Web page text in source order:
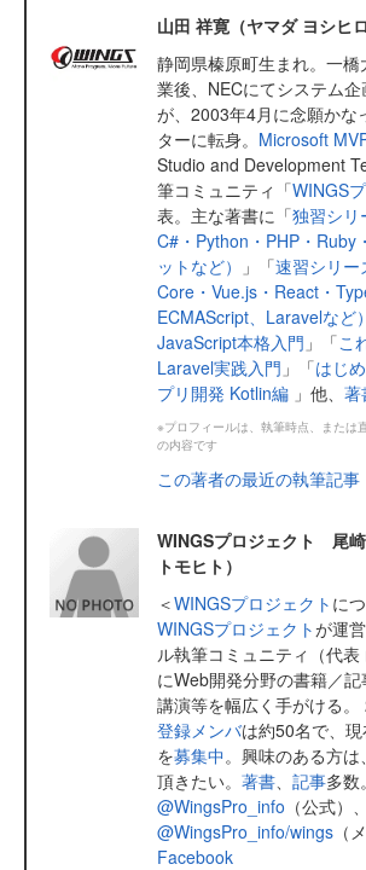
山田 祥寛（ヤマダ ヨシヒロ
静岡県榛原町生まれ。一
業後、NECにてシステム
が、2003年4月に念願かな
ターに転身。 Microsoft
Studio and Development
筆コミュニティ「WINGS
表。主な著書に「独習シリ
C#・Python・PHP・Ruby
ットなど）
」「速習シリー
Core・Vue.js・React・
ECMAScript、Laravelなど）
JavaScript本格入門 」「こ
Laravel実践入門 」「はじ
プリ開発 Kotlin編 」他、 著
※プロフィールは、執筆時点、または
の内容です
この著者の最近の執筆記事
WINGSプロジェクト 尾
トモヒト）
＜WINGSプロジェクト に
WINGSプロジェクトが運
ル執筆コミュニティ（代
にWeb開発分野の書籍／記
講演等を幅広く手がける
登録メンバは約50名で、
を募集中。興味のある方
頂きたい。 著書 記事多数
@WingsPro_info （公式）、
@WingsPro_info/wings （
Facebook